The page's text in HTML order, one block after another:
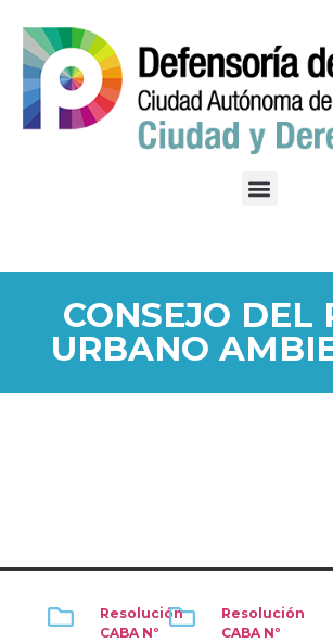
CONSEJO DEL
URBANO
Resolución
CABA Nº
Resolución
CABA Nº